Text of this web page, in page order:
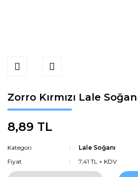
Zorro Kırmızı Lale
8,89 TL
Kategori
Lale Soğanı
Fiyat
7,41 TL + KDV